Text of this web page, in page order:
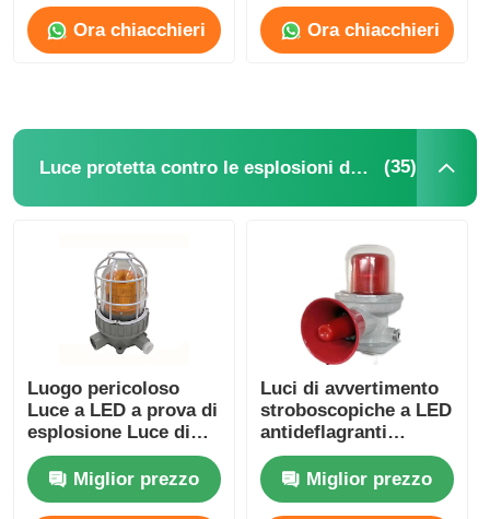
Ora chiacchieri Ora chiacchieri
Luce protetta contro le esplosioni dell'allarme (35)
Luogo pericoloso
Luce a LED a prova di
esplosione Luce di
strofina allarme di
emergenzaMiglior prezzo
Luci di avvertimento
stroboscopiche a LED
antideflagranti
Illuminazione di
allarmeMiglior prezzo